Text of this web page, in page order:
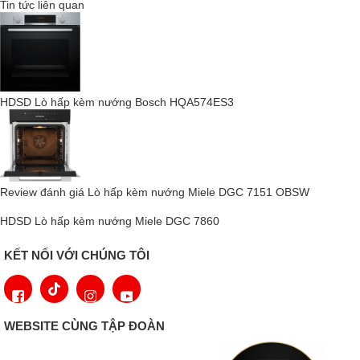
cấp trong gian bếp của bạn.
Giao diện CircleSlider - Biểu tượng của
sự trực quan và chính xác
CircleSlider
, được khắc tinh tế trên mặt kính, mang lại trải
đảm bảo kiểm soát chính xác trong từng thao tác. Màn hình cảm
ứng độ phân giải cao không chỉ nâng cao sự thoải mái khi sử
Tin tức liên quan
HDSD Lò hấp kèm nướng Bosch HQA574ES3
Review đánh giá Lò hấp kèm nướng Miele DGC 7151 OBSW
HDSD Lò hấp kèm nướng Miele DGC 7860
KẾT NỐI VỚI CHÚNG TÔI
WEBSITE CÙNG TẬP ĐOÀN